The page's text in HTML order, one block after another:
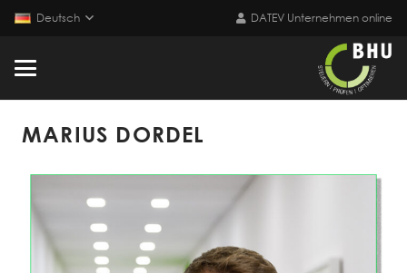
Deutsch DATEV Unternehmen online
MARIUS DORDEL